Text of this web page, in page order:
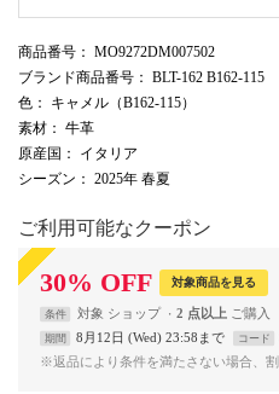
商品番号 ： MO9272DM007502
ブランド商品番号 ： BLT-162 B162-115
色 ： キャメル（B162-115）
素材 ： 牛革
原産国 ： イタリア
シーズン ： 2025年 春夏
ご利用可能なクーポン
30% OFF 対象商品を見る
条件 対象 ショップ 2 点以上
期間 8月12日 (Wed) 23:58まで コード
※返品により条件を満たさない場合、